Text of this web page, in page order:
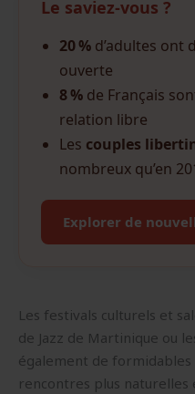
Le saviez-vous ?
20 % d’adultes ont
ouverte
8 % de Français
relation libre
Les couples
nombreux qu’en
Explorer de
Les festivals culturels et
de Jazz de Martinique ou
également de
rencontres plus naturelles